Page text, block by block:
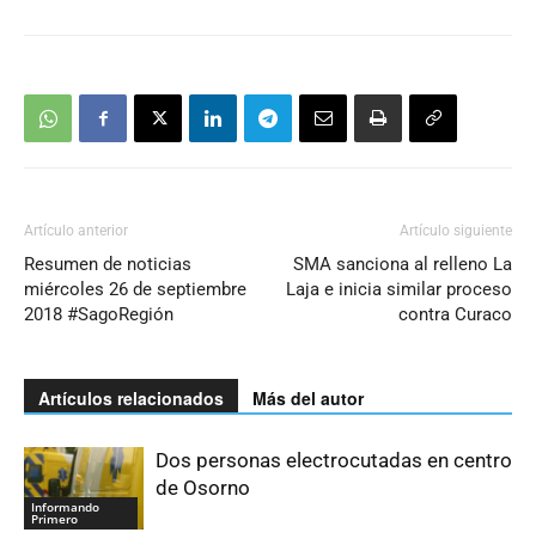
Artículo anterior
Resumen de noticias
miércoles 26 de septiembre
2018 #SagoRegión
Artículo siguiente
SMA sanciona al relleno La
Laja e inicia similar proceso
contra Curaco
Artículos relacionados Más del autor
Informando
Primero
Dos personas electrocutadas en centro
de Osorno